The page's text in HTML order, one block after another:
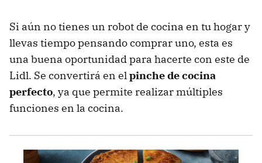
Si aún no tienes un robot de cocina en tu hogar y
llevas tiempo pensando comprar uno, esta es
una buena oportunidad para hacerte con este de
Lidl. Se convertirá en elpinche de cocina
perfecto, ya que permite realizar múltiples
funciones en la cocina.